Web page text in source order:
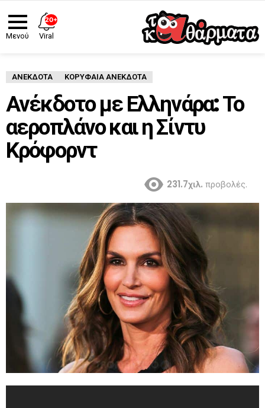
Μενού
ΑΝΈΚΔΟΤΑ ΚΟΡΥΦΑΙΑ ΑΝΕΚΔΟΤΑ
Ανέκδοτο με Ελληνάρα: Το
αεροπλάνο και η Σίντυ
Κρόφορντ
231.7χιλ. προβολές.
20+
Viral